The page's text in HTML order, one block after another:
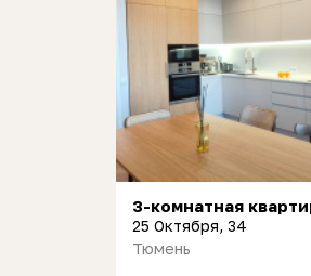
3-комнатная
25 Октября, 34
Тюмень